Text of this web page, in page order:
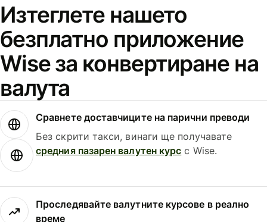
Изтеглете нашето
безплатно приложение
Wise за конвертиране на
валута
Сравнете доставчиците на парични преводи
Без скрити такси, винаги ще получавате
средния пазарен валутен курс с Wise.
Проследявайте валутните курсове в реално
време